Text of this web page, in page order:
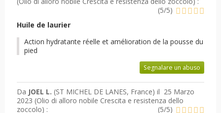
(5/5)
Huile de laurier
Action hydratante réelle et amélioration de la pousse du
pied
Segnalare un abuso
Da JOEL L. (ST MICHEL DE LANES, France) il 25 Marzo
2023 (Olio di alloro nobile Crescita e resistenza dello
zoccolo) : (5/5)